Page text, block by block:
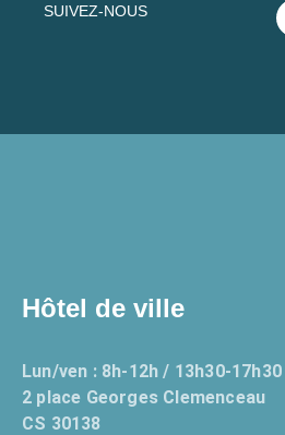
SUIVEZ-NOUS
Hôtel de ville
Lun/ven : 8h-12h / 13h30-17h30
2 place Georges Clemenceau
CS 30138